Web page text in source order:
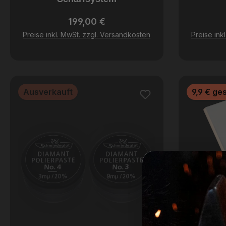
Regulärer Preis:
199,00 €
Preise inkl. MwSt. zzgl. Versandkosten Preise
Ausverkauft 9,9 €